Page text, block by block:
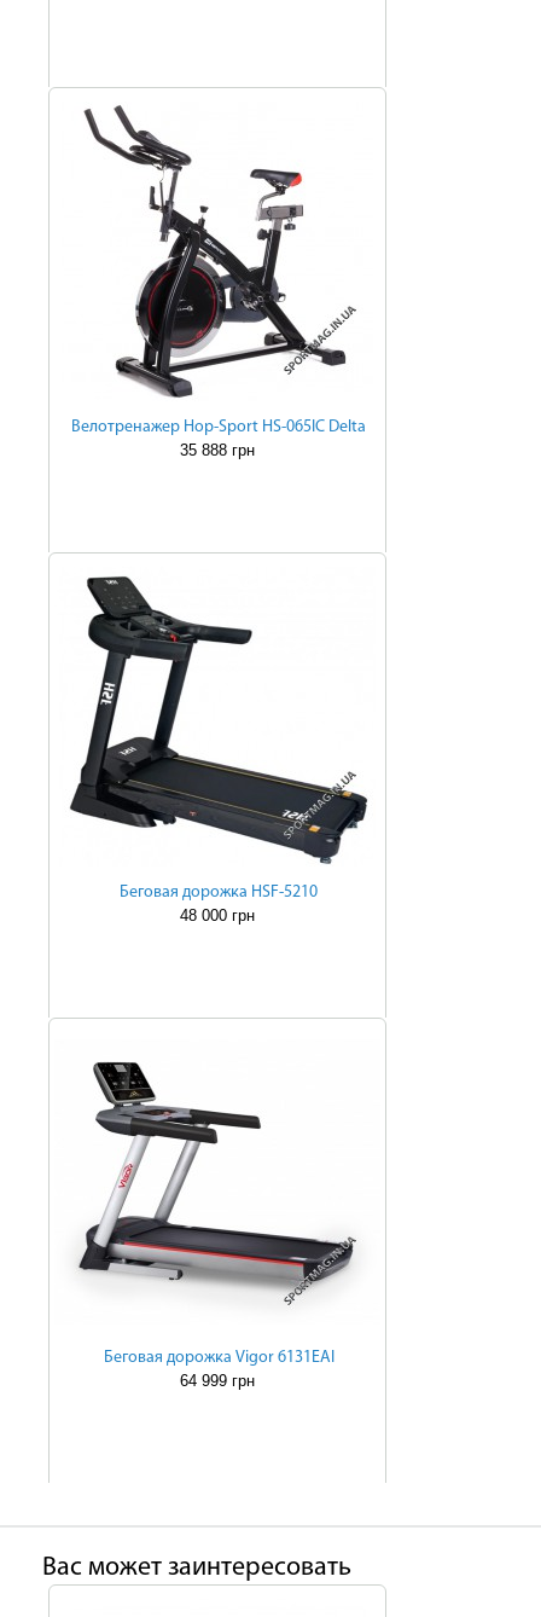
Велотренажер Hop-Sport HS-065IC Delta
35 888 грн
Беговая дорожка HSF-5210
48 000 грн
Беговая дорожка Vigor 6131EAI
64 999 грн
Ваc может заинтересовать